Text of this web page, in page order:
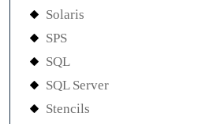
Solaris
SPS
SQL
SQL Server
Stencils